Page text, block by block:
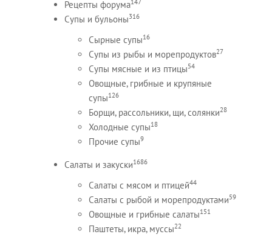
Рецепты форума
Супы и бульоны316
Сырные супы16
Супы из рыбы и морепродуктов27
Супы мясные и из птицы54
Овощные, грибные и крупяные
супы126
Борщи, рассольники, щи, солянки28
Холодные супы18
Прочие супы9
Салаты и закуски1686
Салаты с мясом и птицей44
Салаты с рыбой и морепродуктами59
Овощные и грибные салаты151
Паштеты, икра, муссы22